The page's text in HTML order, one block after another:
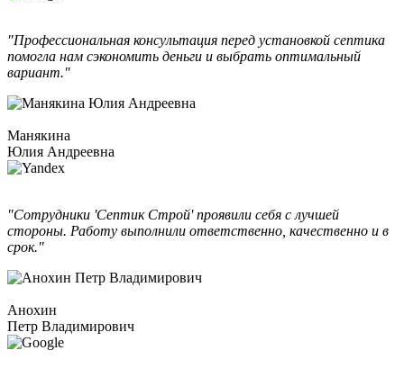
"Профессиональная консультация перед установкой септика
помогла нам сэкономить деньги и выбрать оптимальный
вариант."
Манякина
Юлия Андреевна
"Сотрудники 'Септик Строй' проявили себя с лучшей
стороны. Работу выполнили ответственно, качественно и в
срок."
Анохин
Петр Владимирович